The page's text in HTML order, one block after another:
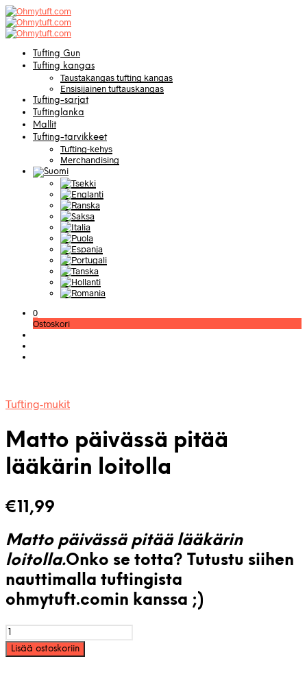
Tufting Gun
Tufting kangas
Taustakangas tufting kangas
Ensisijainen tuftauskangas
Tufting-sarjat
Tuftinglanka
Mallit
Tufting-tarvikkeet
Tufting-kehys
Merchandising
0
Ostoskori
Tufting-mukit
Matto päivässä pitää
lääkärin loitolla
€11,99
Matto päivässä pitää lääkärin
loitolla.Onko se totta? Tutustu siihen
nauttimalla tuftingista
ohmytuft.comin kanssa ;)
Matto
päivässä
pitää
Lisää ostoskoriin